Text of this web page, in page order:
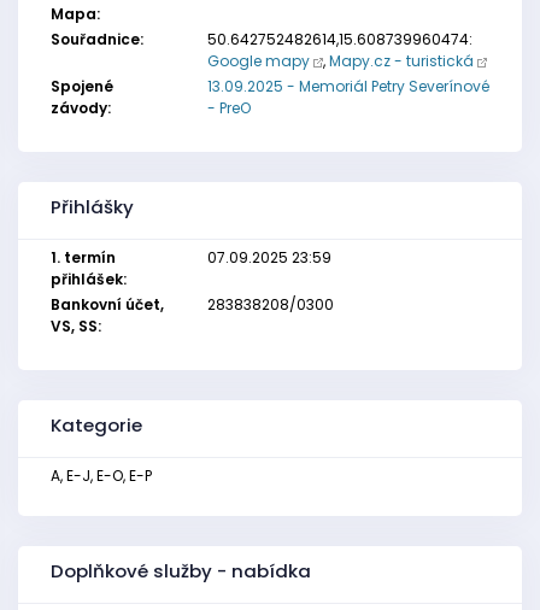
Mapa:
Souřadnice:
50.642752482614,15.608739960474:
Google mapy
,Mapy.cz - turistická
Spojené
závody:
13.09.2025 - Memoriál Petry Severínové
- PreO
Přihlášky
1. termín
přihlášek:
07.09.2025 23:59
Bankovní účet,
VS, SS:
283838208/0300
Kategorie
A, E-J, E-O, E-P
Doplňkové služby - nabídka